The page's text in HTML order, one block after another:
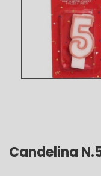
Candelina